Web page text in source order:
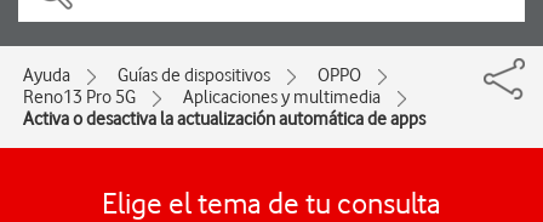
Ayuda Guías de dispositivos
OPPO
Reno13 Pro 5G
Aplicaciones y multimedia
Activa o desactiva la actualización automática de apps
Elige el tema de tu consulta